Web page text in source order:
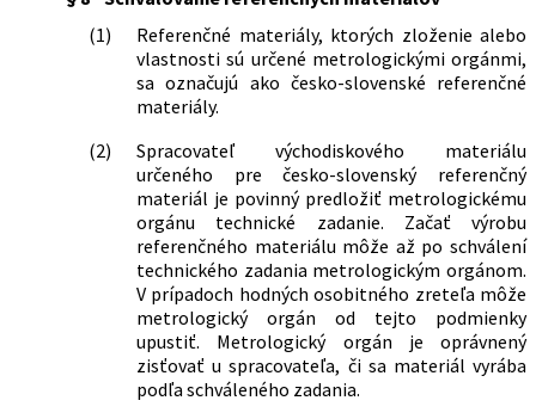
(1)
Referenčné materiály, ktorých zloženie alebo
vlastnosti sú určené metrologickými orgánmi,
sa označujú ako česko-slovenské referenčné
materiály.
(2)
Spracovateľ východiskového materiálu
určeného pre česko-slovenský referenčný
materiál je povinný predložiť metrologickému
orgánu technické zadanie. Začať výrobu
referenčného materiálu môže až po schválení
technického zadania metrologickým orgánom.
V prípadoch hodných osobitného zreteľa môže
metrologický orgán od tejto podmienky
upustiť. Metrologický orgán je oprávnený
zisťovať u spracovateľa, či sa materiál vyrába
podľa schváleného zadania.